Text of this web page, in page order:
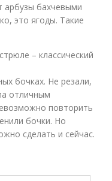
арбузы бахчевыми
это ягоды. Такие
– классический
бочках. Не резали,
отличным
повторить
бочки. Но
сделать и сейчас.